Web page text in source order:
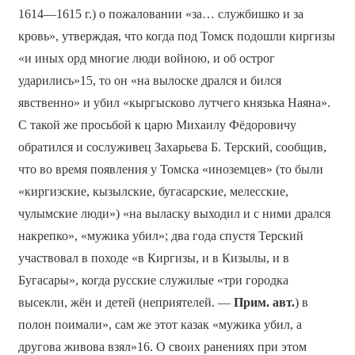
1614—1615 г.) о пожаловании «за… службишко и за
кровь», утверждая, что когда под Томск подошли киргизы
«и иных орд многие люди войною, и об острог
ударились»15, то он «на вылоске дрался и бился
явственно» и убил «кыргысково лутчего князька Наяна».
С такой же просьбой к царю Михаилу Фёдоровичу
обратился и сослуживец Захарьева Б. Терский, сообщив,
что во время появления у Томска «иноземцев» (то были
«киргизские, кызылские, бугасарские, мелесские,
чулымские люди») «на выласку выходил и с ними дрался
накрепко», «мужика убил»; два года спустя Терский
участвовал в походе «в Киргизы, и в Кизылы, и в
Бугасары», когда русские служилые «три городка
высекли, жён и детей (неприятелей. — Прим. авт.) в
полон поимали», сам же этот казак «мужика убил, а
другова живова взял»16. О своих ранениях при этом